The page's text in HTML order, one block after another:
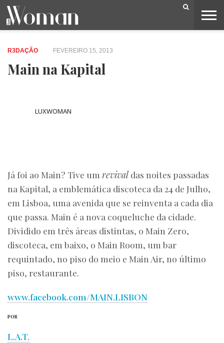
BELEZA
CAPA
LIFESTYLE
MODA
OPINIÃO
PESSOAS
SOCIEDADE
VIDEOS
R3DAÇÃO FEVEREIRO 15, 2013
Main na Kapital
LUXWOMAN
Já foi ao Main? Tive um revivaldas noites passadas
na Kapital, a emblemática discoteca da 24 de Julho,
em Lisboa, uma avenida que se reinventa a cada dia
que passa. Main é a nova coqueluche da cidade.
Dividido em três áreas distintas, o Main Zero,
discoteca, em baixo, o Main Room, um bar
requintado, no piso do meio e Main Air, no último
piso, restaurante.
www.facebook.com/MAIN.LISBON
POR
L.A.T.